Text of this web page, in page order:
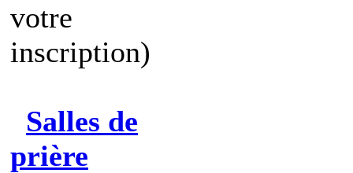
votre
inscription)
Salles de
prière